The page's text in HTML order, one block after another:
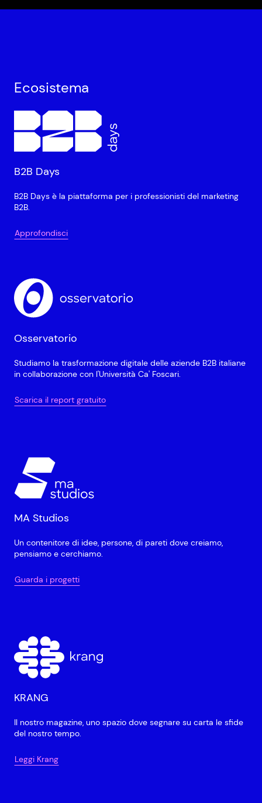
Ecosistema
B2B Days
B2B Days è la piattaforma per i professionisti del marketing
B2B.
Approfondisci
Osservatorio
Studiamo la trasformazione digitale delle aziende B2B italiane
in collaborazione con l'Università Ca' Foscari.
Scarica il report gratuito
MA Studios
Un contenitore di idee, persone, di pareti dove creiamo,
pensiamo e cerchiamo.
Guarda i progetti
KRANG
Il nostro magazine, uno spazio dove segnare su carta le sfide
del nostro tempo.
Leggi Krang